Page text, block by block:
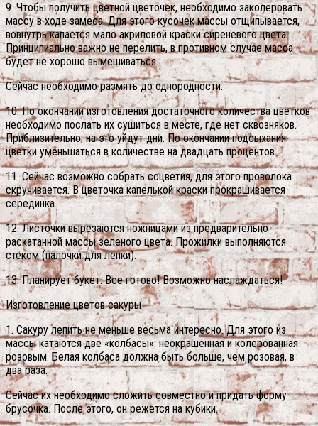
9. Чтобы получить цветной цветочек, необходимо заколеровать
массу в ходе замеса. Для этого кусочек массы отщипывается,
вовнутрь капается мало акриловой краски сиреневого цвета.
Принципиально важно не перелить, в противном случае масса
будет не хорошо вымешиваться.
Сейчас необходимо размять до однородности.
10. По окончании изготовления достаточного количества цветков
необходимо послать их сушиться в месте, где нет сквозняков.
Приблизительно, на это уйдут дни. По окончании подсыхания
цветки уменьшаться в количестве на двадцать процентов.
11. Сейчас возможно собрать соцветия, для этого проволока
скручивается. В цветочка капелькой краски прокрашивается
серединка.
12. Листочки вырезаются ножницами из предварительно
раскатанной массы зеленого цвета. Прожилки выполняются
стеком (палочки для лепки).
13. Планирует букет. Все готово! Возможно наслаждаться!
Изготовление цветов сакуры
1. Сакуру лепить не меньше весьма интересно. Для этого из
массы катаются две «колбасы»: неокрашенная и колерованная
розовым. Белая колбаса должна быть больше, чем розовая, в
два раза.
Сейчас их необходимо сложить совместно и придать форму
брусочка. После этого, он режется на кубики.